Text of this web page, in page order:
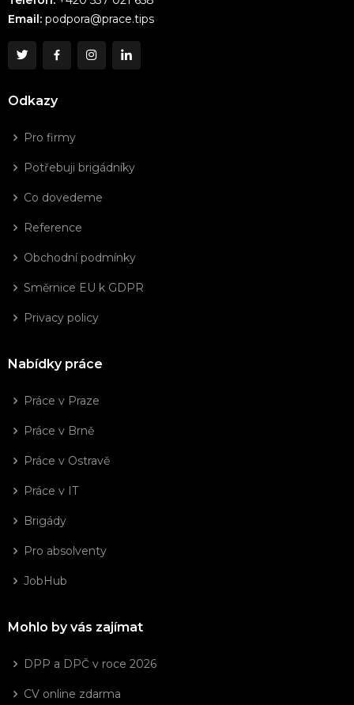
Email: podpora@prace.tips
Odkazy
Pro firmy
Potřebuji brigádníky
Co dovedeme
Reference
Obchodní podmínky
Směrnice EU k GDPR
Privacy policy
Nabídky práce
Práce v Praze
Práce v Brně
Práce v Ostravě
Práce v IT
Brigády
Pro absolventy
JobHub
Mohlo by vás zajímat
DPP a DPČ v roce 2026
CV online zdarma